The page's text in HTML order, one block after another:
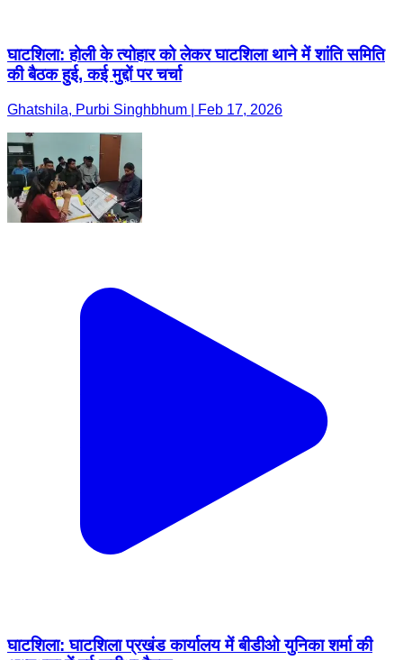
घाटशिला: होली के त्योहार को लेकर घाटशिला थाने में शांति समिति
की बैठक हुई, कई मुद्दों पर चर्चा
Ghatshila, Purbi Singhbhum | Feb 17, 2026
घाटशिला: घाटशिला प्रखंड कार्यालय में बीडीओ युनिका शर्मा की